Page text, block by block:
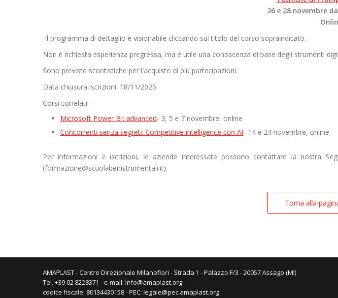
26 e 28 novembre
Il programma di dettaglio è visionabile cliccando sul titolo del corso sopraindicato.
Non è richiesta esperienza pregressa, ma è utile una conoscenza di base degli strumenti
Sono previste scontistiche per l'acquisto di più partecipazioni.
Data chiusura iscrizioni: 18/11/2025
Corsi correlati:
Microsoft Power BI: advanced- 3, 5 e 7 novembre, online
Concorrenti senza segreti: Competitive intelligence con AI- 14 e 24 novembre, online.
Per informazioni e iscrizioni, le aziende interessate possono contattare la nostra
(formazione@scuolabenistrumentali.it).
Torna alla
AMAPLAST - Centro Direzionale Milanofiori - Strada 1 - Palazzo F/3 - 20057 Assago (MI)
Tel. +39 02 8228371 - e-mail: info@amaplast.org
codice fiscale: 80134430158 - PEC: legale@pec.amaplast.org